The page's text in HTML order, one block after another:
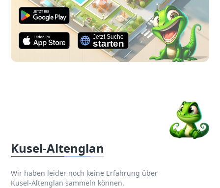
Kusel-Altenglan
Wir haben leider noch keine Erfahrung über
Kusel-Altenglan sammeln können.